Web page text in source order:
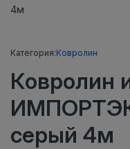
Категория:Ковролин
Ковролин
серый 4м